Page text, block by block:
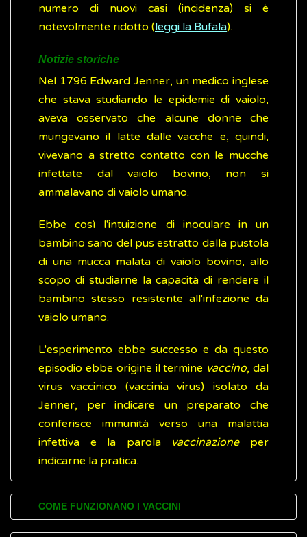
numero di nuovi casi (incidenza) si è
notevolmente ridotto (leggi la Bufala).
Notizie storiche
Nel 1796 Edward Jenner, un medico inglese
che stava studiando le epidemie di vaiolo,
aveva osservato che alcune donne che
mungevano il latte dalle vacche e, quindi,
vivevano a stretto contatto con le mucche
infettate dal vaiolo bovino, non si
ammalavano di vaiolo umano.
Ebbe così l'intuizione di inoculare in un
bambino sano del pus estratto dalla pustola
di una mucca malata di vaiolo bovino, allo
scopo di studiarne la capacità di rendere il
bambino stesso resistente all'infezione da
vaiolo umano.
L'esperimento ebbe successo e da questo
episodio ebbe origine il termine vaccino, dal
virus vaccinico (vaccinia virus) isolato da
Jenner, per indicare un preparato che
conferisce immunità verso una malattia
infettiva e la parola vaccinazioneper
indicarne la pratica.
COME FUNZIONANO I VACCINI